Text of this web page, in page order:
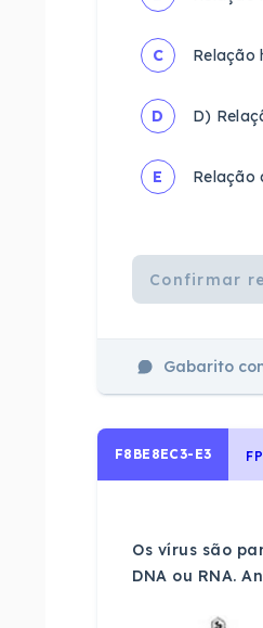
C Relação
D D)
E Relação
Confirmar
Gabarito
F8BE8EC3-E3
Os vírus são
DNA ou RNA.